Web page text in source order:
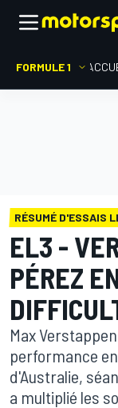
FORMULE 1
RÉSUMÉ D'ESSAIS
EL3 -
PÉREZ
Max
performance
d'Australie,
a multiplié les